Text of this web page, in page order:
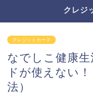
クレジ
クレジットカード
なでしこ健康
ドが使えない
法）